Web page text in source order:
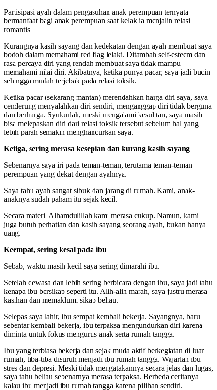
Partisipasi ayah dalam pengasuhan anak perempuan ternyata
bermanfaat bagi anak perempuan saat kelak ia menjalin relasi
romantis.
Kurangnya kasih sayang dan kedekatan dengan ayah membuat saya
bodoh dalam memahami red flag lelaki. Ditambah self-esteem dan
rasa percaya diri yang rendah membuat saya tidak mampu
memahami nilai diri. Akibatnya, ketika punya pacar, saya jadi bucin
sehingga mudah terjebak pada relasi toksik.
Ketika pacar (sekarang mantan) merendahkan harga diri saya, saya
cenderung menyalahkan diri sendiri, menganggap diri tidak berguna
dan berharga. Syukurlah, meski mengalami kesulitan, saya masih
bisa melepaskan diri dari relasi toksik tersebut sebelum hal yang
lebih parah semakin menghancurkan saya.
Ketiga, sering merasa kesepian dan kurang kasih sayang
Sebenarnya saya iri pada teman-teman, terutama teman-teman
perempuan yang dekat dengan ayahnya.
Saya tahu ayah sangat sibuk dan jarang di rumah. Kami, anak-
anaknya sudah paham itu sejak kecil.
Secara materi, Alhamdulillah kami merasa cukup. Namun, kami
juga butuh perhatian dan kasih sayang seorang ayah, bukan hanya
uang.
Keempat, sering kesal pada ibu
Sebab, waktu masih kecil saya sering dimarahi ibu.
Setelah dewasa dan lebih sering berbicara dengan ibu, saya jadi tahu
kenapa ibu bersikap seperti itu. Alih-alih marah, saya justru merasa
kasihan dan memaklumi sikap beliau.
Selepas saya lahir, ibu sempat kembali bekerja. Sayangnya, baru
sebentar kembali bekerja, ibu terpaksa mengundurkan diri karena
diminta untuk fokus mengurus anak serta rumah tangga.
Ibu yang terbiasa bekerja dan sejak muda aktif berkegiatan di luar
rumah, tiba-tiba disuruh menjadi ibu rumah tangga. Wajarlah ibu
stres dan depresi. Meski tidak mengatakannya secara jelas dan lugas,
saya tahu beliau sebenarnya merasa terpaksa. Berbeda ceritanya
kalau ibu menjadi ibu rumah tangga karena pilihan sendiri.